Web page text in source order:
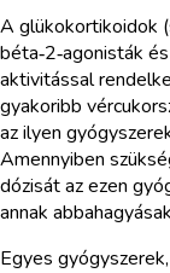
A glükokortikoidok
béta‑2‑agonisták
aktivitással
gyakoribb
az ilyen
Amennyiben
dózisát az ezen
annak
Egyes